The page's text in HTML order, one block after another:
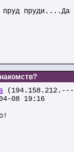
пруд пруди....Да
08 19:16